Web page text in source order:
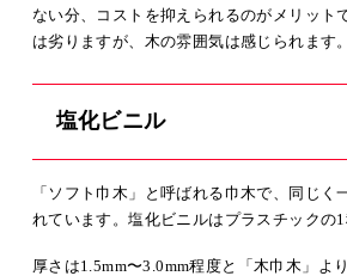
ない分、コストを抑えられるのがメリット
は劣りますが、木の雰囲気は感じられます。
塩化ビニル
「ソフト巾木」と呼ばれる巾木で、同じく
れています。塩化ビニルはプラスチックの1
厚さは1.5mm〜3.0mm程度と「木巾木」よ